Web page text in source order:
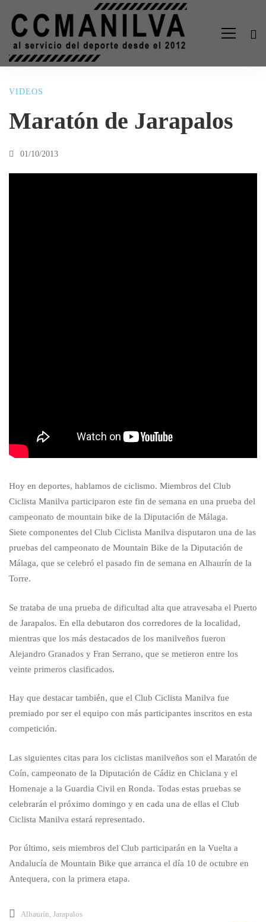
Maratón
de
VIDEOS
Maratón de Jarapalos
01/10/2013
Hoy en deportes, hablamos de ciclismo. Miembros del Club
Ciclista Manilva participaron este fin de semana en una prueba del
campeonato de mountain bike de la Diputación de Málaga.
Siete componentes del Club Ciclista Manilva disputaron una de las
pruebas del campeonato de Mountain Bike de la Diputación de
Málaga, que se celebró el pasado fin de semana en Alhaurín de la
Torre.
Se trataba de una prueba de dificultad alta que atravesaba el Puerto
de Jarapalos. En ella debutaron dos corredores de la localidad,
mientras que los más destacados de los manilveños fueron
Alejandro Granados y Fran Serrano, que se metieron entre los
veinte primeros clasificados.
Hay que destacar también, que el Club Ciclista Manilva fue
premiado por ser el equipo con más participantes inscritos en esta
competición.
Las siguientes citas para los ciclistas manilveños son el Maratón de
Coín, campeonato de la Diputación de Cádiz en Chiclana y el
Homenaje a la Guardia Civil en Ronda. Todas estas pruebas se
celebrarán el próximo domingo y en cada una de ellas el Club
Ciclista Manilva estará representado.
Por último, seis miembros del Club participarán en la Vuelta a
Andalucía de Mountain Bike que arranca el día 10 de octubre en
Antequera, con la primera etapa.
Alhaurín Jarapalos